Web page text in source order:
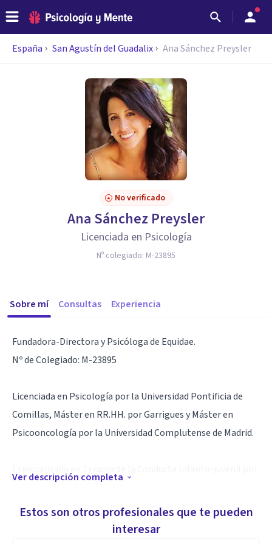
España San Agustín del Guadalix Ana Sánchez Preysler
No verificado
Ana Sánchez Preysler
Licenciada en Psicología
Nº colegiado: M-23895
Sobre mí Consultas Experiencia
Fundadora-Directora y Psicóloga de Equidae.
Nº de Colegiado: M-23895​
Licenciada en Psicología por la Universidad Pontificia de
Comillas, Máster en RR.HH. por Garrigues y Máster en
Psicooncología por la Universidad Complutense de Madrid.​
Caballos por EAGALA.​
Ver descripción completa
Estos son otros profesionales que te pueden
interesar